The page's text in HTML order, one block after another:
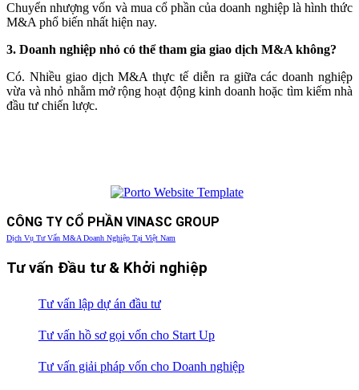
Chuyển nhượng vốn và mua cổ phần của doanh nghiệp là hình thức
M&A phổ biến nhất hiện nay.
3. Doanh nghiệp nhỏ có thể tham gia giao dịch M&A không?
Có. Nhiều giao dịch M&A thực tế diễn ra giữa các doanh nghiệp
vừa và nhỏ nhằm mở rộng hoạt động kinh doanh hoặc tìm kiếm nhà
đầu tư chiến lược.
CÔNG TY CỔ PHẦN VINASC GROUP
Dịch Vụ Tư Vấn M&A Doanh Nghiệp Tại Việt Nam
Tư vấn Đầu tư & Khởi nghiệp
Tư vấn lập dự án đầu tư
Tư vấn hồ sơ gọi vốn cho Start Up
Tư vấn giải pháp vốn cho Doanh nghiệp